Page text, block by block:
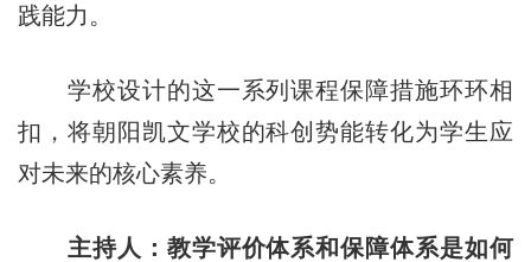
践能力。
学校设计的这一系列课程保障措施环环相
扣，将朝阳凯文学校的科创势能转化为学生应
对未来的核心素养。
主持人：教学评价体系和保障体系是如何